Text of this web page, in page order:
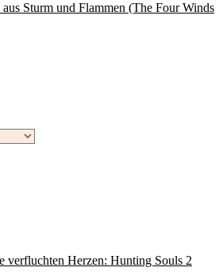
Sturm und Flammen (The Four Winds
verfluchten Herzen: Hunting Souls 2